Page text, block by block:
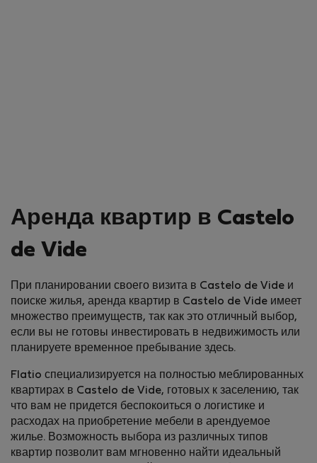
Аренда квартир в Castelo
de Vide
При планировании своего визита в Castelo de Vide и
поиске жилья, аренда квартир в Castelo de Vide имеет
множество преимуществ, так как это отличный выбор,
если вы не готовы инвестировать в недвижимость или
планируете временное пребывание здесь.
Flatio специализируется на полностью меблированных
квартирах в Castelo de Vide, готовых к заселению, так
что вам не придется беспокоиться о логистике и
расходах на приобретение мебели в арендуемое
жилье. Возможность выбора из различных типов
квартир позволит вам мгновенно найти идеальный